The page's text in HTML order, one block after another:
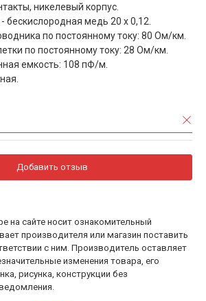
никелевый корпус.
бескислородная медь 20 х 0,12.
по постоянному току: 80 Ом/км.
по постоянному току: 28 Ом/км.
емкость: 108 пФ/м.
Добавить отзыв
на сайте носит ознакомительный
производителя или магазин поставить
с ним. Производитель оставляет
изменения товара, его
рисунка, конструкции без